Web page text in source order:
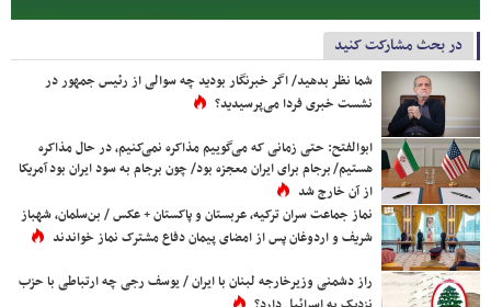
در بحث مشارکت کنید
شما نظر بدهید/ اگر خبرنگار بودید چه سوالی از رئیس جمهور در
نشست خبری فردا می‌پرسیدید؟
ابوالفتح: حتی زمانی که می‌گوییم مذاکره نمی‌کنیم، در حال مذاکره
هستیم/ برجام برای ایران معجزه بود/ چون برجام به سود ایران بود آمریکا
از آن خارج شد
نماز جماعت سران ترکیه، عربستان و پاکستان + عکس / بن‌سلمان، شهباز
شریف و اردوغان پس از امضای پیمان دفاع مشترک نماز خواندند
راز دشمنی وزیرخارجه لبنان با ایران / یوسف رجی چه ارتباطی با حزب